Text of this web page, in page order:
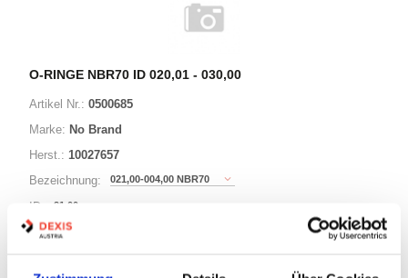
O-RINGE NBR70 ID 020,01 - 030,00
Artikel Nr.: 0500685
Marke: No Brand
Herst.: 10027657
Bezeichnung:
021,00-004,00 NBR70
ID: 21,00mm
Schnurstärke: